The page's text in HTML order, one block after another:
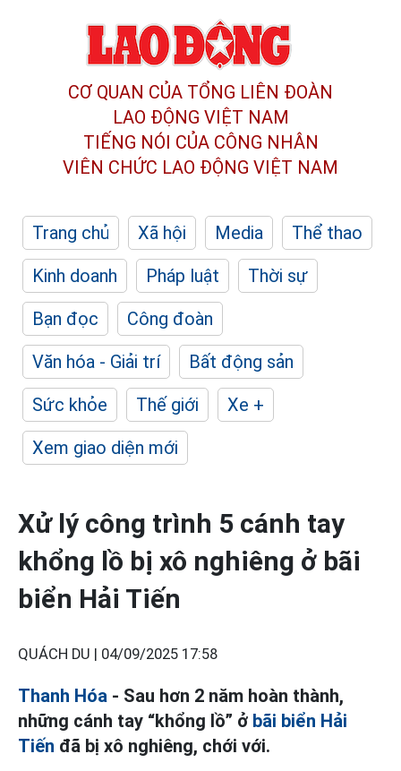
CƠ QUAN CỦA TỔNG LIÊN ĐOÀN
LAO ĐỘNG VIỆT NAM
TIẾNG NÓI CỦA CÔNG NHÂN
VIÊN CHỨC LAO ĐỘNG VIỆT NAM
Trang chủ Xã hội Media
Thể thao
Kinh doanh
Pháp luật
Thời sự
Bạn đọc
Công đoàn
Văn hóa - Giải trí
Bất động sản
Sức khỏe
Thế giới
Xe +
Xem giao diện mới
Xử lý công trình 5 cánh tay
khổng lồ bị xô nghiêng ở bãi
biển Hải Tiến
QUÁCH DU | 04/09/2025 17:58
Thanh Hóa - Sau hơn 2 năm hoàn thành,
những cánh tay “khổng lồ” ở bãi biển Hải
Tiến đã bị xô nghiêng, chới với.